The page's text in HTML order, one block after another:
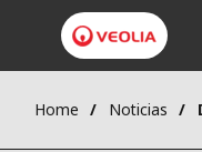
Home Noticias